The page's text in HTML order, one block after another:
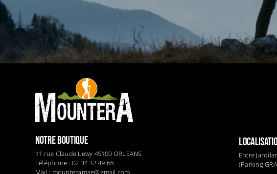
NOTRE BOUTIQUE
11 rue Claude Lewy 45100 ORLEANS
Téléphone : 02 34 32 49 66
Mail : mounteramag@gmail.com
Entre
(Parking